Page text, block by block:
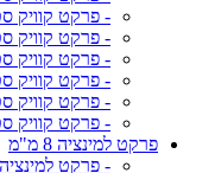
- פרקט קוויק
- פרקט קוויק
- פרקט קוויק
- פרקט קוויק
- פרקט קוויק
- פרקט קוויק
פרקט למינציה 8 מ"מ
- פרקט למינציה 8 מ"מ SWISS KRONO